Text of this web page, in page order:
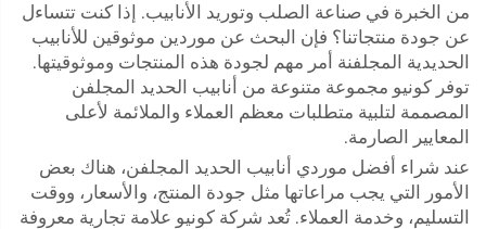
من الخبرة في صناعة الصلب وتوريد الأنابيب. إذا كنت تتساءل
عن جودة منتجاتنا؟ فإن البحث عن موردين موثوقين للأنابيب
الحديدية المجلفنة أمر مهم لجودة هذه المنتجات وموثوقيتها.
توفر كونيو مجموعة متنوعة من أنابيب الحديد المجلفن
المصممة لتلبية متطلبات معظم العملاء والملائمة لأعلى
المعايير الصارمة.
عند شراء أفضل موردي أنابيب الحديد المجلفن، هناك بعض
الأمور التي يجب مراعاتها مثل جودة المنتج، والأسعار، ووقت
التسليم، وخدمة العملاء. تُعد شركة كونيو علامة تجارية معروفة